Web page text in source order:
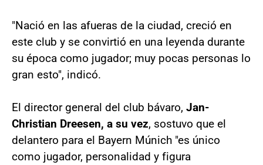
"Nació en las afueras de la ciudad, creció en
este club y se convirtió en una leyenda durante
su época como jugador; muy pocas personas lo
gran esto", indicó.
El director general del club bávaro, Jan-
Christian Dreesen, a su vez, sostuvo que el
delantero para el Bayern Múnich "es único
como jugador, personalidad y figura